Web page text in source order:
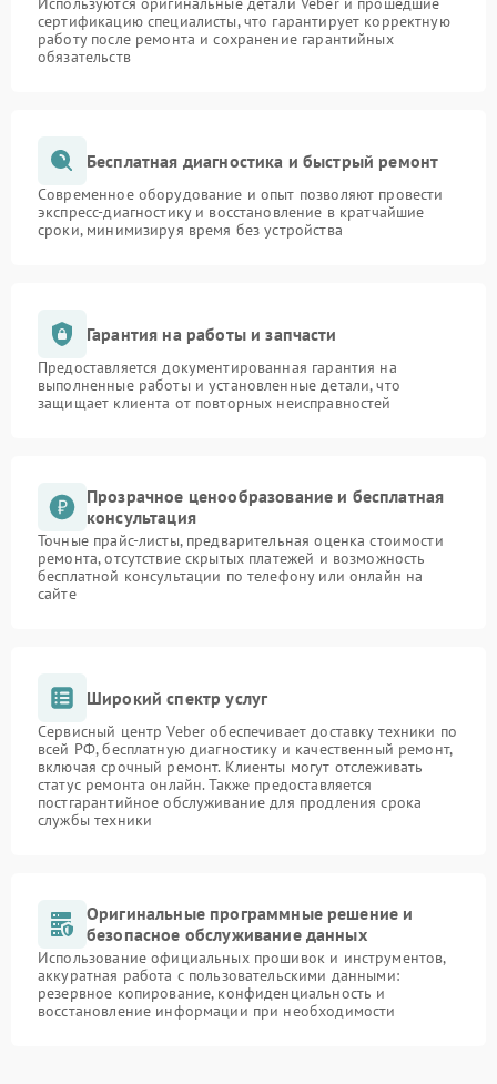
сертификацию специалисты, что гарантирует корректную
работу после ремонта и сохранение гарантийных
обязательств
Бесплатная диагностика и быстрый ремонт
Современное оборудование и опыт позволяют провести
экспресс-диагностику и восстановление в кратчайшие
сроки, минимизируя время без устройства
Гарантия на работы и запчасти
Предоставляется документированная гарантия на
выполненные работы и установленные детали, что
защищает клиента от повторных неисправностей
Прозрачное ценообразование и бесплатная
консультация
Точные прайс-листы, предварительная оценка стоимости
ремонта, отсутствие скрытых платежей и возможность
бесплатной консультации по телефону или онлайн на
сайте
Широкий спектр услуг
Сервисный центр Veber обеспечивает доставку техники по
всей РФ, бесплатную диагностику и качественный ремонт,
включая срочный ремонт. Клиенты могут отслеживать
статус ремонта онлайн. Также предоставляется
постгарантийное обслуживание для продления срока
службы техники
Оригинальные программные решение и
безопасное обслуживание данных
Использование официальных прошивок и инструментов,
аккуратная работа с пользовательскими данными:
резервное копирование, конфиденциальность и
восстановление информации при необходимости